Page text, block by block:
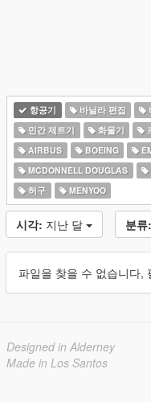
항공기 바닐라 편집
민간 제트기
화물기
AIRBUS
BOEING
MCDONNELL DOUGLAS
허구
MENYOO
시각: 지난 달 분류:
파일을 찾을 수 없습니다,
Designed in Alderney
Made in Los Santos